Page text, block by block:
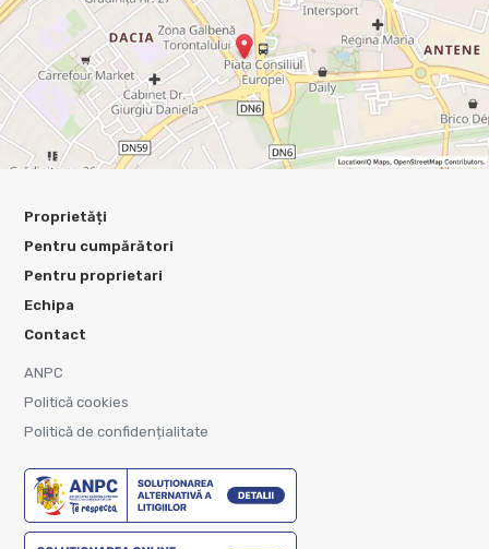
Proprietăți
Pentru cumpărători
Pentru proprietari
Echipa
Contact
ANPC
Politică cookies
Politică de confidențialitate